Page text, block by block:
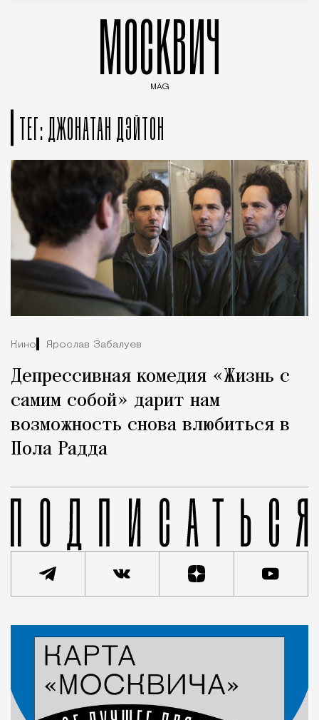
МОСКВИЧ
MAG
ТЕГ: ДЖОНАТАН ДЭЙТОН
Кино Ярослав Забалуев
Депрессивная комедия «Жизнь с
самим собой» дарит нам
возможность снова влюбиться в
Пола Радда